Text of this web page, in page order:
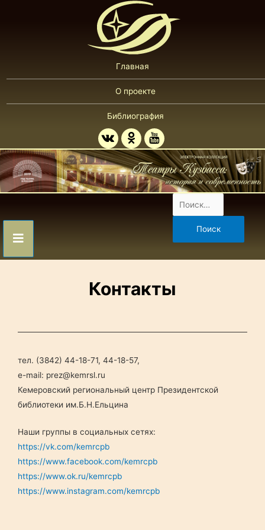
Главная
О проекте
Библиография
Контакты
тел. (3842) 44-18-71, 44-18-57,
e-mail: prez@kemrsl.ru
Кемеровский региональный центр Президентской
библиотеки им.Б.Н.Ельцина
Наши группы в социальных сетях:
https://vk.com/kemrcpb
https://www.facebook.com/kemrcpb
https://www.ok.ru/kemrcpb
https://www.instagram.com/kemrcpb